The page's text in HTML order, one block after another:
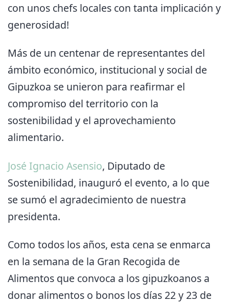
con unos chefs locales con tanta implicación y
generosidad!
Más de un centenar de representantes del
ámbito económico, institucional y social de
Gipuzkoa se unieron para reafirmar el
compromiso del territorio con la
sostenibilidad y el aprovechamiento
alimentario.
José Ignacio Asensio, Diputado de
Sostenibilidad, inauguró el evento, a lo que
se sumó el agradecimiento de nuestra
presidenta.
Como todos los años, esta cena se enmarca
en la semana de la Gran Recogida de
Alimentos que convoca a los gipuzkoanos a
donar alimentos o bonos los días 22 y 23 de